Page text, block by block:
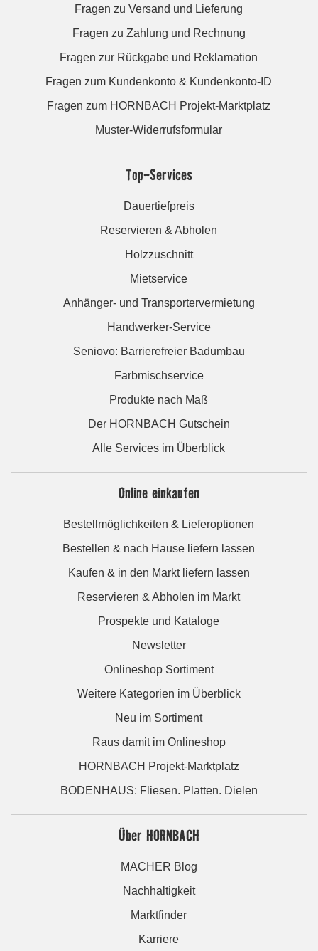
Fragen zu Versand und Lieferung
Fragen zu Zahlung und Rechnung
Fragen zur Rückgabe und Reklamation
Fragen zum Kundenkonto & Kundenkonto-ID
Fragen zum HORNBACH Projekt-Marktplatz
Muster-Widerrufsformular
Top-Services
Dauertiefpreis
Reservieren & Abholen
Holzzuschnitt
Mietservice
Anhänger- und Transportervermietung
Handwerker-Service
Seniovo: Barrierefreier Badumbau
Farbmischservice
Produkte nach Maß
Der HORNBACH Gutschein
Alle Services im Überblick
Online einkaufen
Bestellmöglichkeiten & Lieferoptionen
Bestellen & nach Hause liefern lassen
Kaufen & in den Markt liefern lassen
Reservieren & Abholen im Markt
Prospekte und Kataloge
Newsletter
Onlineshop Sortiment
Weitere Kategorien im Überblick
Neu im Sortiment
Raus damit im Onlineshop
HORNBACH Projekt-Marktplatz
BODENHAUS: Fliesen. Platten. Dielen
Über HORNBACH
MACHER Blog
Nachhaltigkeit
Marktfinder
Karriere